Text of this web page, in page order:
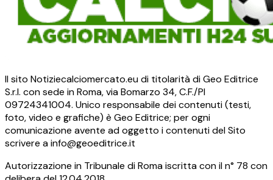
Il sito Notiziecalciomercato.eu di titolarità di Geo Editrice
S.r.l. con sede in Roma, via Bomarzo 34, C.F./PI
09724341004. Unico responsabile dei contenuti (testi,
foto, video e grafiche) è Geo Editrice; per ogni
comunicazione avente ad oggetto i contenuti del Sito
scrivere a info@geoeditrice.it
Autorizzazione in Tribunale di Roma iscritta con il n° 78 con